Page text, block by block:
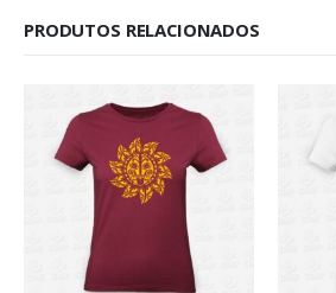
PRODUTOS RELACIONADOS